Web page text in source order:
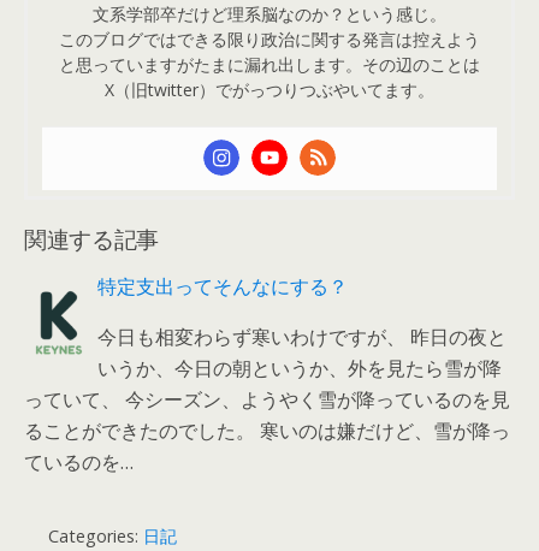
文系学部卒だけど理系脳なのか？という感じ。
このブログではできる限り政治に関する発言は控えよう
と思っていますがたまに漏れ出します。その辺のことは
X（旧twitter）でがっつりつぶやいてます。
関連する記事
特定支出ってそんなにする？
今日も相変わらず寒いわけですが、 昨日の夜と
いうか、今日の朝というか、外を見たら雪が降
っていて、 今シーズン、ようやく雪が降っているのを見
ることができたのでした。 寒いのは嫌だけど、雪が降っ
ているのを…
Categories: 日記